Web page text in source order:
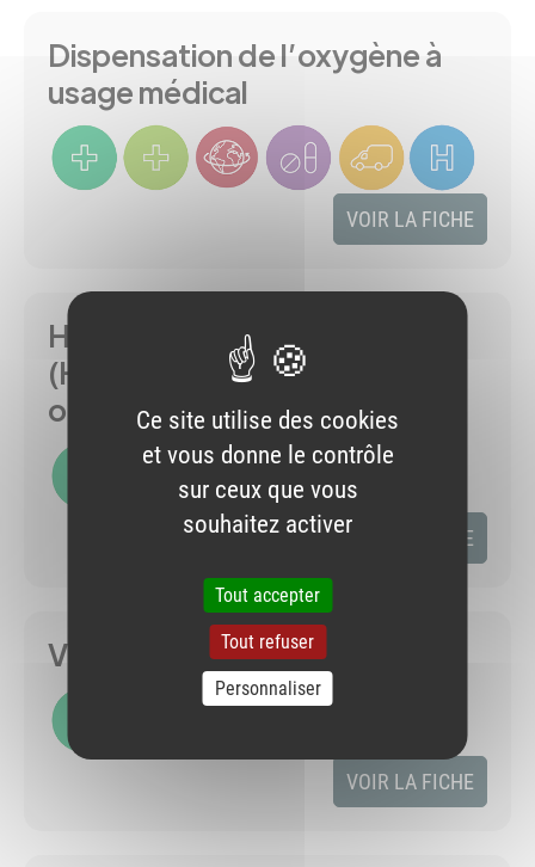
Dispensation de l’oxygène à
usage médical
VOIR LA FICHE
Hospitalisation à domicile
(HAD)- rôle des PUI et des
officines
VOIR LA FICHE
Vente d'alcool en officine
VOIR LA FICHE
Ce site utilise des cookies
et vous donne le contrôle
sur ceux que vous
souhaitez activer
Tout accepter
Tout refuser
Personnaliser